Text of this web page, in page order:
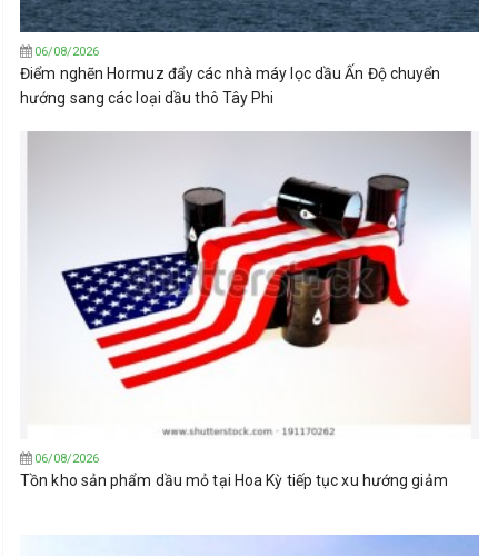
06/08/2026
Điểm nghẽn Hormuz đẩy các nhà máy lọc dầu Ấn Độ chuyển
hướng sang các loại dầu thô Tây Phi
06/08/2026
Tồn kho sản phẩm dầu mỏ tại Hoa Kỳ tiếp tục xu hướng giảm